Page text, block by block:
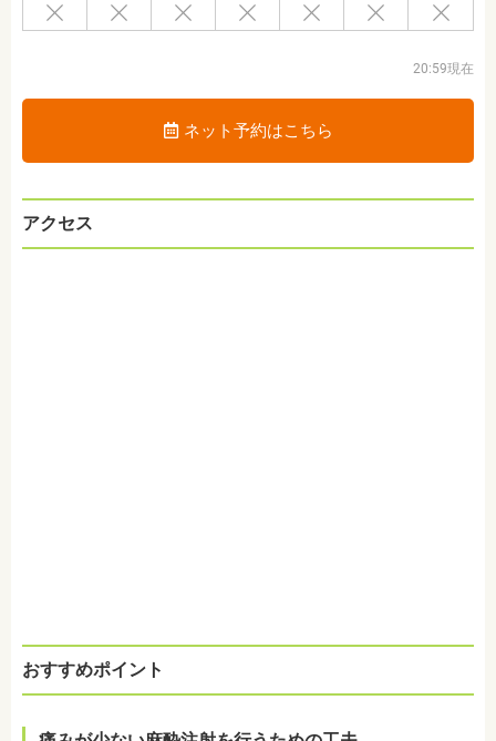
20:59現在
ネット予約はこちら
アクセス
おすすめポイント